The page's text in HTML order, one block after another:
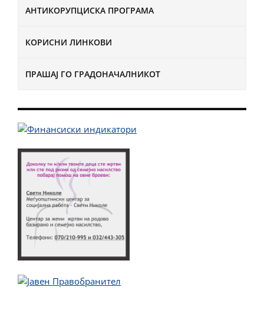
АНТИКОРУПЦИСКА ПРОГРАМА
КОРИСНИ ЛИНКОВИ
ПРАШАЈ ГО ГРАДОНАЧАЛНИКОТ